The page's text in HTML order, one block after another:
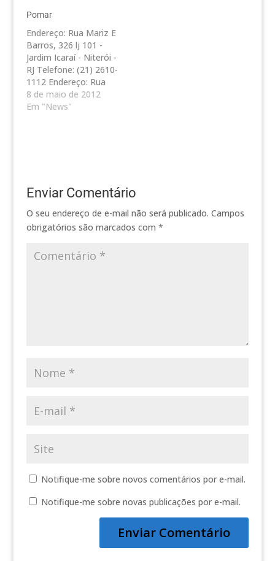
Endereço: Rua João
Pessoa, 137 - Jardim
Icaraí - Niterói - RJ
Telefone: (21) 2714-
4664 Endereço: Rua
Dr. Paulo César, 337…
Pomar
Endereço: Rua Mariz E
Barros, 326 lj 101 -
Jardim Icaraí - Niterói -
RJ Telefone: (21) 2610-
1112 Endereço: Rua
Tavares de Macedo,
148 - Icaraí - Niterói -
8 de maio de 2012
Em "News"
Enviar Comentário
O seu endereço de e-mail não será publicado. Campos
obrigatórios são marcados com *
Notifique-me sobre novos comentários por e-mail.
Notifique-me sobre novas publicações por e-mail.